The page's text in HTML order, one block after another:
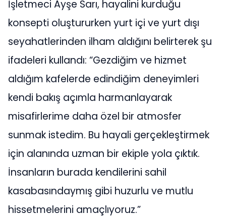
İşletmeci Ayşe Sarı, hayalini kurduğu
konsepti oluştururken yurt içi ve yurt dışı
seyahatlerinden ilham aldığını belirterek şu
ifadeleri kullandı: “Gezdiğim ve hizmet
aldığım kafelerde edindiğim deneyimleri
kendi bakış açımla harmanlayarak
misafirlerime daha özel bir atmosfer
sunmak istedim. Bu hayali gerçekleştirmek
için alanında uzman bir ekiple yola çıktık.
İnsanların burada kendilerini sahil
kasabasındaymış gibi huzurlu ve mutlu
hissetmelerini amaçlıyoruz.”